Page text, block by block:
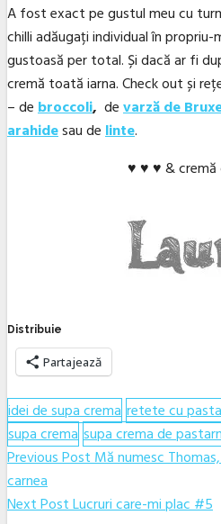
A fost exact pe gustul meu cu
chilli adăugați individual în
gustoasă per total. Și dacă ar fi
cremă toată iarna. Check out și
– debroccoli, devarză de
arahidesau delinte.
♥ ♥ ♥ & cremă
Distribuie
Partajează
idei de supa crema retete cu
supa crema supa crema de
Navigare
în
articole
Previous PostPrevious
Mă numesc
carnea
Next PostNext
Lucruri care-mi plac #5